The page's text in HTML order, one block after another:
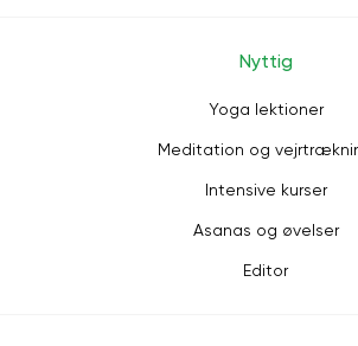
Nyttig
Yoga lektioner
Meditation og
Intensive kurser
Asanas og øvelser
Editor